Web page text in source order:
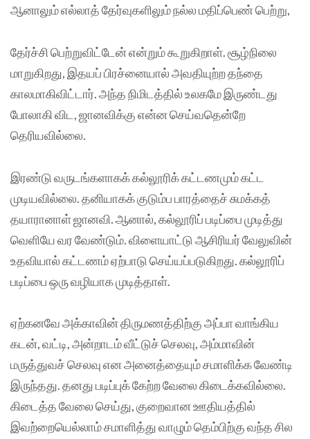
ஆனாலும் எல்லாத் தேர்வுகளிலும் நல்ல மதிப்பெண் பெற்று,
தேர்ச்சி பெற்றுவிட்டேன் என்றும் கூறுகிறாள். சூழ்நிலை
மாறுகிறது, இதயப் பிரச்னையால் அவதியுற்ற தந்தை
காலமாகிவிட்டார். அந்த நிமிடத்தில் உலகமே இருண்டது
போலாகி விட, ஜானவிக்கு என்ன செய்வதென்றே
தெரியவில்லை.
இரண்டு வருடங்களாகக் கல்லூரிக் கட்டணமும் கட்ட
முடியவில்லை. தனியாகக் குடும்ப பாரத்தைச் சுமக்கத்
தயாரானாள் ஜானவி. ஆனால், கல்லூரிப் படிப்பை முடித்து
வெளியே வர வேண்டும். விளையாட்டு ஆசிரியர் வேலுவின்
உதவியால் கட்டணம் ஏற்பாடு செய்யப்படுகிறது. கல்லூரிப்
படிப்பை ஒரு வழியாக முடித்தாள்.
ஏற்கனவே அக்காவின் திருமணத்திற்கு அப்பா வாங்கிய
கடன், வட்டி, அன்றாடம் வீட்டுச் செலவு, அம்மாவின்
மருத்துவச் செலவு என அனைத்தையும் சமாளிக்க வேண்டி
இருந்தது. தனது படிப்புக் கேற்ற வேலை கிடைக்கவில்லை.
கிடைத்த வேலை செய்து, குறைவான ஊதியத்தில்
இவற்றையெல்லாம் சமாளித்து வாழும் தெம்பிற்கு வந்த சில